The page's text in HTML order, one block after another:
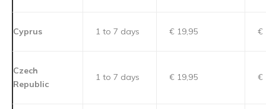
Cyprus 1 to 7 days € 19,95 €
Czech
Republic
1 to 7 days € 19,95 €